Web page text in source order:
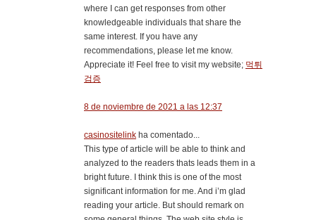
where I can get responses from other
knowledgeable individuals that share the
same interest. If you have any
recommendations, please let me know.
Appreciate it! Feel free to visit my website; 먹튀
검증
8 de noviembre de 2021 a las 12:37
casinositelink ha comentado...
This type of article will be able to think and
analyzed to the readers thats leads them in a
bright future. I think this is one of the most
significant information for me. And i’m glad
reading your article. But should remark on